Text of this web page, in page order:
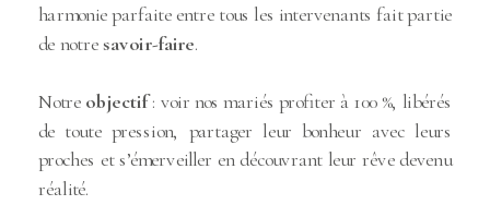
harmonie parfaite entre tous les intervenants fait partie
de notresavoir-faire.
Notre objectif: voir nos mariés profiter à 100 %, libérés
de toute pression, partager leur bonheur avec leurs
proches et s’émerveiller en découvrant leur rêve devenu
réalité.